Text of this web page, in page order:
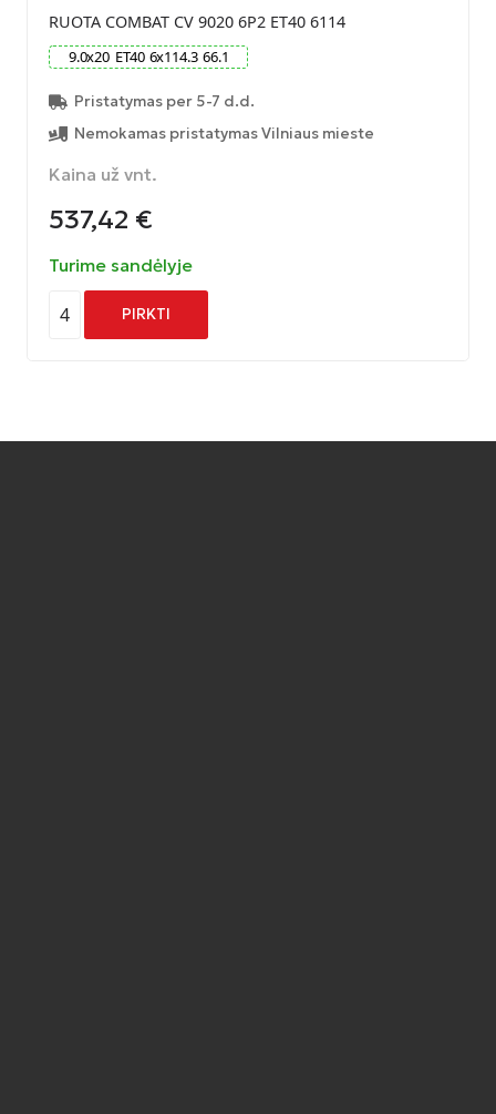
RUOTA COMBAT CV 9020 6P2 ET40 6114
9.0x20 ET40 6x114.3 66.1
Pristatymas per 5-7 d.d.
Nemokamas pristatymas Vilniaus mieste
Kaina už vnt.
537,42 €
Turime sandėlyje
4 PIRKTI